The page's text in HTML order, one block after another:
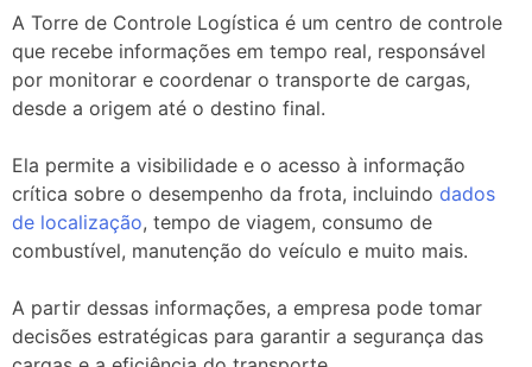
A Torre de Controle Logística é um centro de controle
que recebe informações em tempo real, responsável
por monitorar e coordenar o transporte de cargas,
desde a origem até o destino final.
Ela permite a visibilidade e o acesso à informação
crítica sobre o desempenho da frota, incluindo dados
de localização, tempo de viagem, consumo de
combustível, manutenção do veículo e muito mais.
A partir dessas informações, a empresa pode tomar
decisões estratégicas para garantir a segurança das